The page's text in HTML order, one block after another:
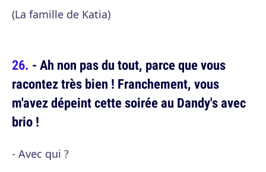
(La famille de Katia)
- Ah non pas du tout, parce que vous
racontez très bien ! Franchement, vous
m'avez dépeint cette soirée au Dandy's avec
brio !
- Avec qui ?